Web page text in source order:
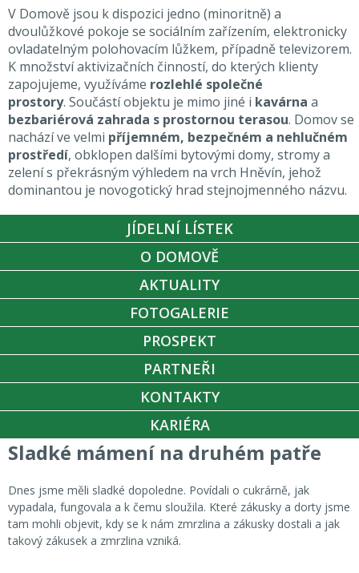
V Domově jsou k dispozici jedno (minoritně) a
dvoulůžkové pokoje se sociálním zařízením, elektronicky
ovladatelným polohovacím lůžkem, případně televizorem.
K množství aktivizačních činností, do kterých klienty
zapojujeme, využíváme rozlehlé společné
prostory. Součástí objektu je mimo jiné i kavárna a
bezbariérová zahrada s prostornou terasou. Domov se
nachází ve velmi příjemném, bezpečném a nehlučném
prostředí, obklopen dalšími bytovými domy, stromy a
zelení s překrásným výhledem na vrch Hněvín, jehož
dominantou je novogotický hrad stejnojmenného názvu.
JÍDELNÍ LÍSTEK
O DOMOVĚ
AKTUALITY
FOTOGALERIE
PROSPEKT
PARTNEŘI
KONTAKTY
KARIÉRA
Sladké mámení na druhém patře
Dnes jsme měli sladké dopoledne. Povídali o cukrárně, jak
vypadala, fungovala a k čemu sloužila. Které zákusky a dorty jsme
tam mohli objevit, kdy se k nám zmrzlina a zákusky dostali a jak
takový zákusek a zmrzlina vzniká.